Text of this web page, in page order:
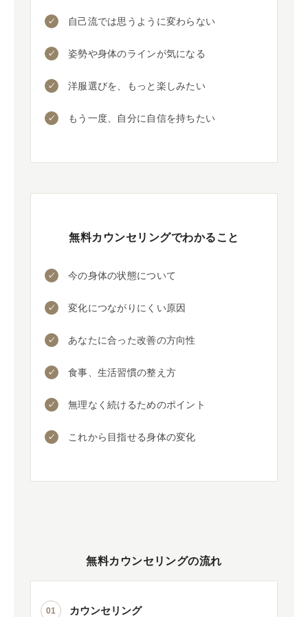
自己流では思うように変わらない
姿勢や身体のラインが気になる
洋服選びを、もっと楽しみたい
もう一度、自分に自信を持ちたい
無料カウンセリングでわかること
今の身体の状態について
変化につながりにくい原因
あなたに合った改善の方向性
食事、生活習慣の整え方
無理なく続けるためのポイント
これから目指せる身体の変化
無料カウンセリングの流れ
01 カウンセリング